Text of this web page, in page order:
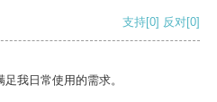
支持[0] 反对[0]
我日常使用的需求。